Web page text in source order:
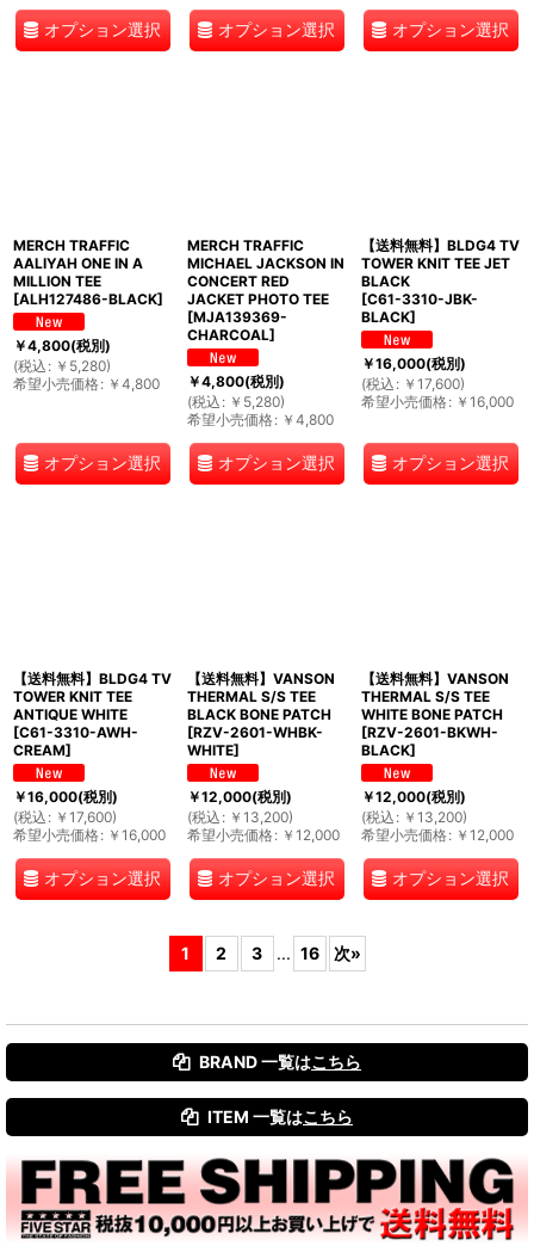
オプション選択 オプション選択 オプション選択
MERCH TRAFFIC
AALIYAH ONE IN A
MILLION TEE
[ALH127486-BLACK]
￥4,800(税別)
(税込 : ￥ 5,280)
希望小売価格: ￥ 4,800
オプション選択
MERCH TRAFFIC
MICHAEL JACKSON IN
CONCERT RED
JACKET PHOTO TEE
[MJA139369-
CHARCOAL]
￥4,800(税別)
(税込 : ￥ 5,280)
希望小売価格: ￥ 4,800
オプション選択
【送料無料】BLDG4 TV
TOWER KNIT TEE JET
BLACK
[C61-3310-JBK-
BLACK]
￥16,000(税別)
(税込 : ￥ 17,600)
希望小売価格: ￥ 16,000
オプション選択
【送料無料】BLDG4 TV
TOWER KNIT TEE
ANTIQUE WHITE
[C61-3310-AWH-
CREAM]
￥16,000(税別)
(税込 : ￥ 17,600)
希望小売価格: ￥ 16,000
オプション選択
【送料無料】VANSON
THERMAL S/S TEE
BLACK BONE PATCH
[RZV-2601-WHBK-
WHITE]
￥12,000(税別)
(税込 : ￥ 13,200)
希望小売価格: ￥ 12,000
オプション選択
【送料無料】VANSON
THERMAL S/S TEE
WHITE BONE PATCH
[RZV-2601-BKWH-
BLACK]
￥12,000(税別)
(税込 : ￥ 13,200)
希望小売価格: ￥ 12,000
オプション選択
1 2 3 ... 16 次»
BRAND 一覧はこちら
ITEM 一覧はこちら